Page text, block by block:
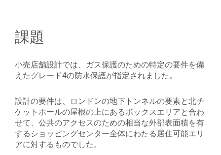
課題
小売店舗設計では、ガス保護のための特定の要件を備
えたグレード4の防水保護が指定されました。
設計の要件は、ロンドンの地下トンネルの要素と北チ
ケットホールの屋根の上にあるボックスエリアと合わ
せて、公共のアクセスのための相当な外部表面積を有
するショッピングセンター全体にわたる居住可能エリ
アに対するものでした。